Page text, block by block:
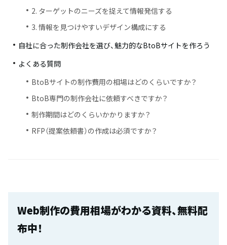
2. ターゲットのニーズを捉えて情報発信する
3. 情報を見つけやすいデザイン構成にする
自社に合った制作会社を選び、魅力的なBtoBサイトを作ろう
よくある質問
BtoBサイトの制作費用の相場はどのくらいですか？
BtoB専門の制作会社に依頼すべきですか？
制作期間はどのくらいかかりますか？
RFP（提案依頼書）の作成は必須ですか？
Web制作の費用相場がわかる資料、無料配
布中！